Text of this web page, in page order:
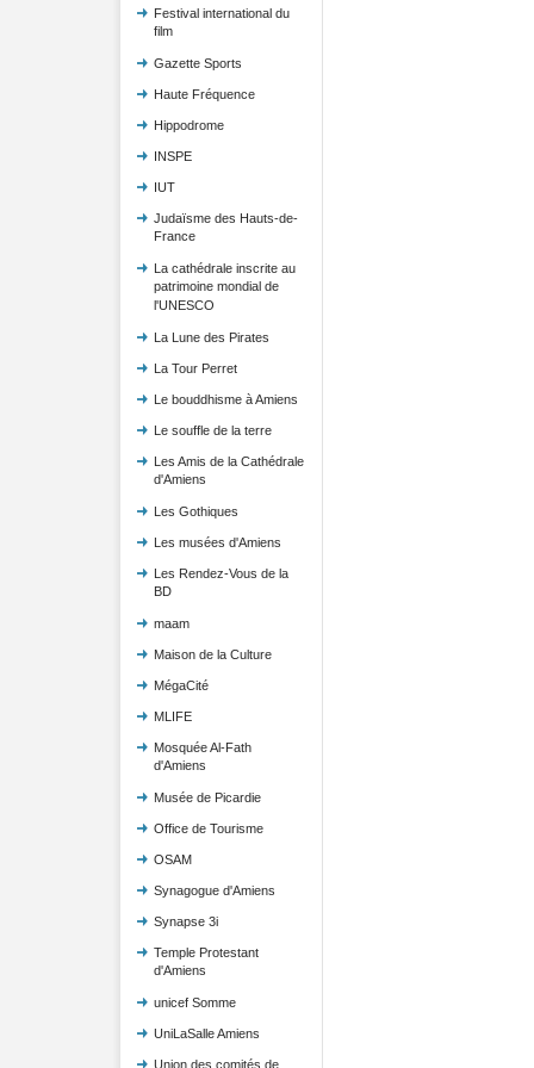
Festival international du
film
Gazette Sports
Haute Fréquence
Hippodrome
INSPE
IUT
Judaïsme des Hauts-de-
France
La cathédrale inscrite au
patrimoine mondial de
l'UNESCO
La Lune des Pirates
La Tour Perret
Le bouddhisme à Amiens
Le souffle de la terre
Les Amis de la Cathédrale
d'Amiens
Les Gothiques
Les musées d'Amiens
Les Rendez-Vous de la
BD
maam
Maison de la Culture
MégaCité
MLIFE
Mosquée Al-Fath
d'Amiens
Musée de Picardie
Office de Tourisme
OSAM
Synagogue d'Amiens
Synapse 3i
Temple Protestant
d'Amiens
unicef Somme
UniLaSalle Amiens
Union des comités de